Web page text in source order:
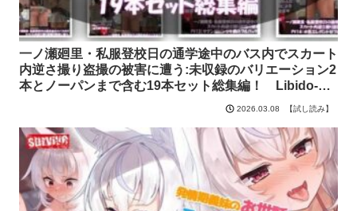
一ノ瀬廻里・私服登校日の通学途中のバス内でスカート
内逆さ撮り盗撮の被害に遭う:未収録のバリエーション2
本とノーパンまで含む19本セット総集編！ Libido-
2026.03.08 【試し読み】